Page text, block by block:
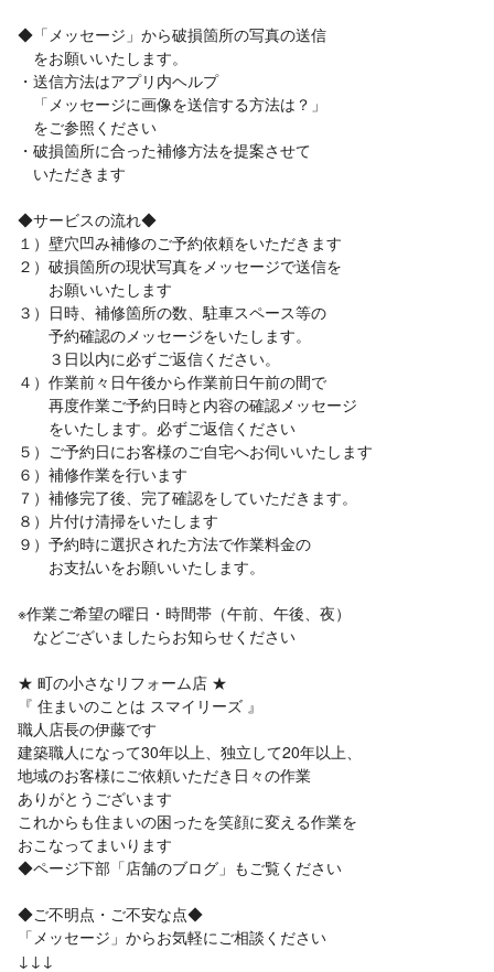
◆「メッセージ」から破損箇所の写真の送信
をお願いいたします。
・送信方法はアプリ内ヘルプ
「メッセージに画像を送信する方法は？」
をご参照ください
・破損箇所に合った補修方法を提案させて
いただきます
◆サービスの流れ◆
１）壁穴凹み補修のご予約依頼をいただきます
２）破損箇所の現状写真をメッセージで送信を
お願いいたします
３）日時、補修箇所の数、駐車スペース等の
予約確認のメッセージをいたします。
３日以内に必ずご返信ください。
４）作業前々日午後から作業前日午前の間で
再度作業ご予約日時と内容の確認メッセージ
をいたします。必ずご返信ください
５）ご予約日にお客様のご自宅へお伺いいたします
６）補修作業を行います
７）補修完了後、完了確認をしていただきます。
８）片付け清掃をいたします
９）予約時に選択された方法で作業料金の
お支払いをお願いいたします。
※作業ご希望の曜日・時間帯（午前、午後、夜）
などございましたらお知らせください
★ 町の小さなリフォーム店 ★
『 住まいのことは スマイリーズ 』
職人店長の伊藤です
建築職人になって30年以上、独立して20年以上、
地域のお客様にご依頼いただき日々の作業
ありがとうございます
これからも住まいの困ったを笑顔に変える作業を
おこなってまいります
◆ページ下部「店舗のブログ」もご覧ください
◆ご不明点・ご不安な点◆
「メッセージ」からお気軽にご相談ください
↓↓↓